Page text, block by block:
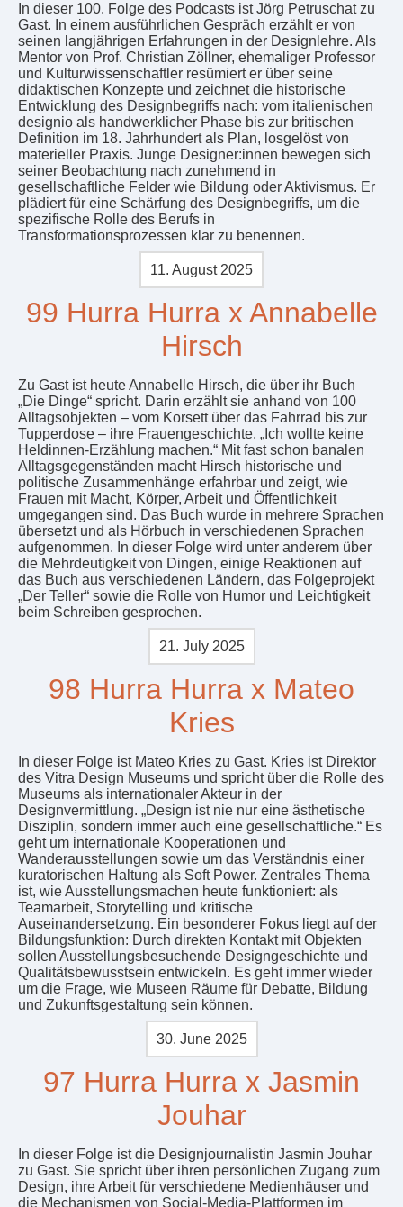
In dieser 100. Folge des Podcasts ist Jörg Petruschat zu
Gast. In einem ausführlichen Gespräch erzählt er von
seinen langjährigen Erfahrungen in der Designlehre. Als
Mentor von Prof. Christian Zöllner, ehemaliger Professor
und Kulturwissenschaftler resümiert er über seine
didaktischen Konzepte und zeichnet die historische
Entwicklung des Designbegriffs nach: vom italienischen
designio als handwerklicher Phase bis zur britischen
Definition im 18. Jahrhundert als Plan, losgelöst von
materieller Praxis. Junge Designer:innen bewegen sich
seiner Beobachtung nach zunehmend in
gesellschaftliche Felder wie Bildung oder Aktivismus. Er
plädiert für eine Schärfung des Designbegriffs, um die
spezifische Rolle des Berufs in
Transformationsprozessen klar zu benennen.
11. August 2025
99 Hurra Hurra x Annabelle
Hirsch
Zu Gast ist heute Annabelle Hirsch, die über ihr Buch
„Die Dinge“ spricht. Darin erzählt sie anhand von 100
Alltagsobjekten – vom Korsett über das Fahrrad bis zur
Tupperdose – ihre Frauengeschichte. „Ich wollte keine
Heldinnen-Erzählung machen.“ Mit fast schon banalen
Alltagsgegenständen macht Hirsch historische und
politische Zusammenhänge erfahrbar und zeigt, wie
Frauen mit Macht, Körper, Arbeit und Öffentlichkeit
umgegangen sind. Das Buch wurde in mehrere Sprachen
übersetzt und als Hörbuch in verschiedenen Sprachen
aufgenommen. In dieser Folge wird unter anderem über
die Mehrdeutigkeit von Dingen, einige Reaktionen auf
das Buch aus verschiedenen Ländern, das Folgeprojekt
„Der Teller“ sowie die Rolle von Humor und Leichtigkeit
beim Schreiben gesprochen.
21. July 2025
98 Hurra Hurra x Mateo
Kries
In dieser Folge ist Mateo Kries zu Gast. Kries ist Direktor
des Vitra Design Museums und spricht über die Rolle des
Museums als internationaler Akteur in der
Designvermittlung. „Design ist nie nur eine ästhetische
Disziplin, sondern immer auch eine gesellschaftliche.“ Es
geht um internationale Kooperationen und
Wanderausstellungen sowie um das Verständnis einer
kuratorischen Haltung als Soft Power. Zentrales Thema
ist, wie Ausstellungsmachen heute funktioniert: als
Teamarbeit, Storytelling und kritische
Auseinandersetzung. Ein besonderer Fokus liegt auf der
Bildungsfunktion: Durch direkten Kontakt mit Objekten
sollen Ausstellungsbesuchende Designgeschichte und
Qualitätsbewusstsein entwickeln. Es geht immer wieder
um die Frage, wie Museen Räume für Debatte, Bildung
und Zukunftsgestaltung sein können.
30. June 2025
97 Hurra Hurra x Jasmin
Jouhar
In dieser Folge ist die Designjournalistin Jasmin Jouhar
zu Gast. Sie spricht über ihren persönlichen Zugang zum
Design, ihre Arbeit für verschiedene Medienhäuser und
die Mechanismen von Social-Media-Plattformen im